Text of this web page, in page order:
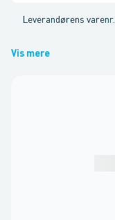
Leverandørens varenr.
Vis mere